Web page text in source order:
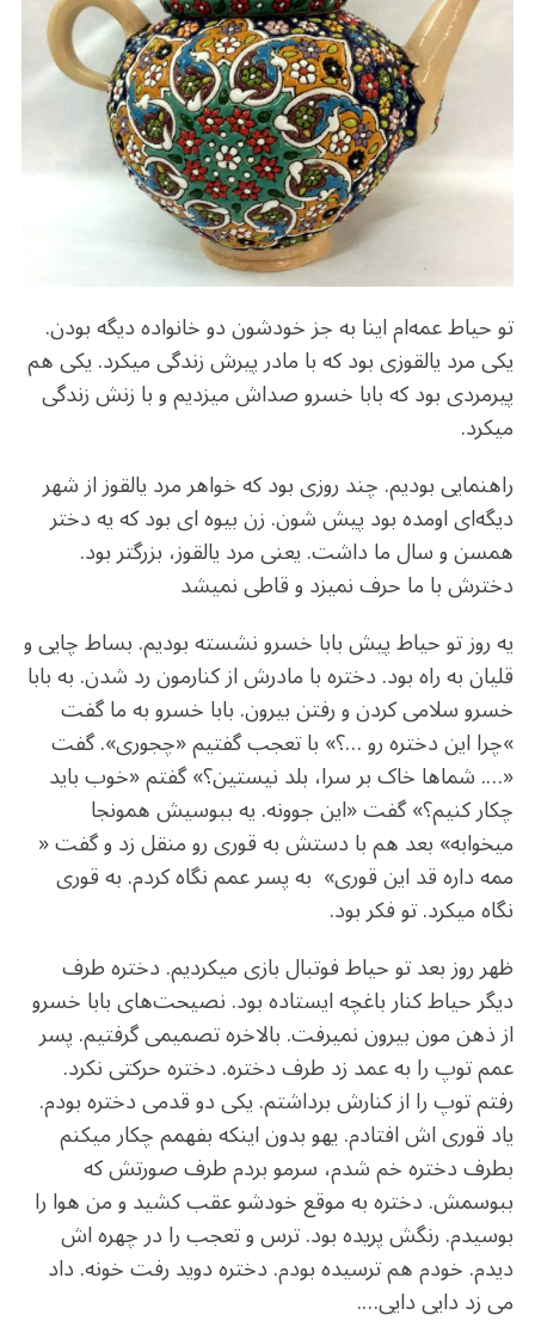
o
k p
تو حیاط عمه‌ام اینا به جز خودشون دو خانواده دیگه بودن.
یکی مرد یالقوزی بود که با مادر پیرش زندگی میکرد. یکی هم
پیرمردی بود که بابا خسرو صداش میزدیم و با زنش زندگی
میکرد.
راهنمایی بودیم. چند روزی بود که خواهر مرد یالقوز از شهر
دیگه‌ای اومده بود پیش شون. زن بیوه ای بود که یه دختر
همسن و سال ما داشت. یعنی مرد یالقوز، بزرگتر بود.
دخترش با ما حرف نمیزد و قاطی نمیشد
یه روز تو حیاط پیش بابا خسرو نشسته بودیم. بساط چایی و
قلیان به راه بود. دختره با مادرش از کنارمون رد شدن. به بابا
خسرو سلامی کردن و رفتن بیرون. بابا خسرو به ما گفت
»چرا این دختره رو …؟» با تعجب گفتیم «چجوری». گفت
«…. شماها خاک بر سرا، بلد نیستین؟» گفتم «خوب باید
چکار کنیم؟» گفت «این جوونه. یه ببوسیش همونجا
میخوابه» بعد هم با دستش به قوری رو منقل زد و گفت «
ممه داره قد این قوری» به پسر عمم نگاه کردم. به قوری
نگاه میکرد. تو فکر بود.
ظهر روز بعد تو حیاط فوتبال بازی میکردیم. دختره طرف
دیگر حیاط کنار باغچه ایستاده بود. نصیحت‌های بابا خسرو
از ذهن مون بیرون نمیرفت. بالاخره تصمیمی گرفتیم. پسر
عمم توپ را به عمد زد طرف دختره. دختره حرکتی نکرد.
رفتم توپ را از کنارش برداشتم. یکی دو قدمی دختره بودم.
یاد قوری اش افتادم. یهو بدون اینکه بفهمم چکار میکنم
بطرف دختره خم شدم، سرمو بردم طرف صورتش که
ببوسمش. دختره به موقع خودشو عقب کشید و من هوا را
بوسیدم. رنگش پریده بود. ترس و تعجب را در چهره اش
دیدم. خودم هم ترسیده بودم. دختره دوید رفت خونه. داد
می زد دایی دایی….